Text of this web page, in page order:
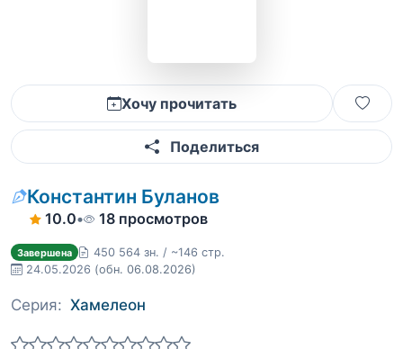
Хочу прочитать
Поделиться
Константин Буланов
10.0• 18 просмотров
Завершена
450 564 зн. / ~146 стр.
24.05.2026 (обн. 06.08.2026)
Серия: Хамелеон